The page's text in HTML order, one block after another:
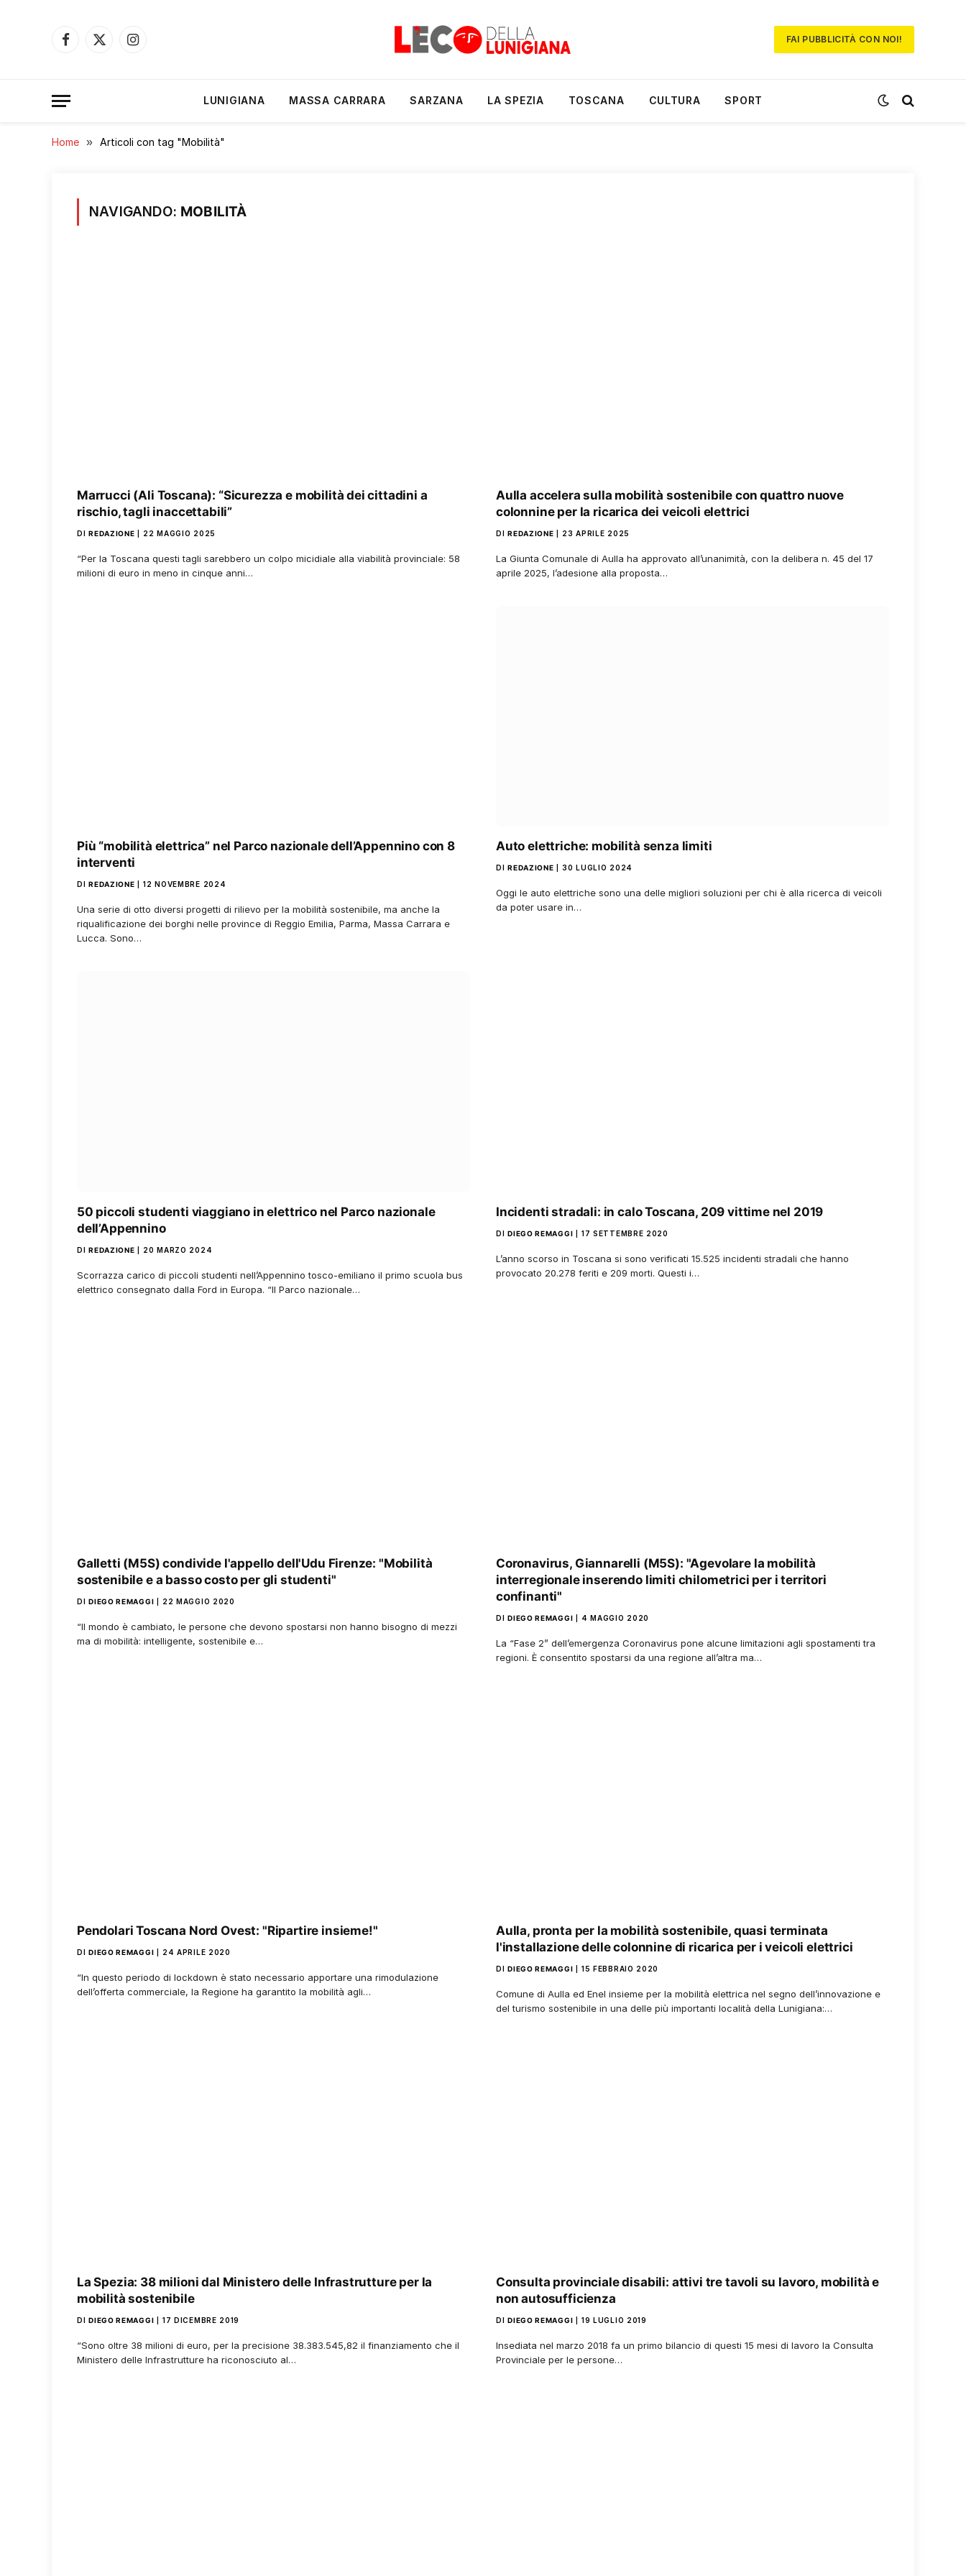
Facebook
X
Instagram
FAI PUBBLICITÀ CON NOI!
LUNIGIANA MASSA CARRARA SARZANA LA SPEZIA TOSCANA CULTURA SPORT
Home » Articoli con tag "Mobilità"
NAVIGANDO: MOBILITÀ
Marrucci (Ali Toscana): “Sicurezza e mobilità dei cittadini a
rischio, tagli inaccettabili”
DI REDAZIONE 22 MAGGIO 2025
“Per la Toscana questi tagli sarebbero un colpo micidiale alla viabilità provinciale: 58
milioni di euro in meno in cinque anni…
Aulla accelera sulla mobilità sostenibile con quattro nuove
colonnine per la ricarica dei veicoli elettrici
DI REDAZIONE 23 APRILE 2025
La Giunta Comunale di Aulla ha approvato all’unanimità, con la delibera n. 45 del 17
aprile 2025, l’adesione alla proposta…
Più “mobilità elettrica” nel Parco nazionale dell’Appennino con 8
interventi
DI REDAZIONE 12 NOVEMBRE 2024
Una serie di otto diversi progetti di rilievo per la mobilità sostenibile, ma anche la
riqualificazione dei borghi nelle province di Reggio Emilia, Parma, Massa Carrara e
Lucca. Sono…
Auto elettriche: mobilità senza limiti
DI REDAZIONE 30 LUGLIO 2024
Oggi le auto elettriche sono una delle migliori soluzioni per chi è alla ricerca di veicoli
da poter usare in…
50 piccoli studenti viaggiano in elettrico nel Parco nazionale
dell’Appennino
DI REDAZIONE 20 MARZO 2024
Scorrazza carico di piccoli studenti nell’Appennino tosco-emiliano il primo scuola bus
elettrico consegnato dalla Ford in Europa. “Il Parco nazionale…
Incidenti stradali: in calo Toscana, 209 vittime nel 2019
DI DIEGO REMAGGI 17 SETTEMBRE 2020
L’anno scorso in Toscana si sono verificati 15.525 incidenti stradali che hanno
provocato 20.278 feriti e 209 morti. Questi i…
Galletti (M5S) condivide l'appello dell'Udu Firenze: "Mobilità
sostenibile e a basso costo per gli studenti"
DI DIEGO REMAGGI 22 MAGGIO 2020
“Il mondo è cambiato, le persone che devono spostarsi non hanno bisogno di mezzi
ma di mobilità: intelligente, sostenibile e…
Coronavirus, Giannarelli (M5S): "Agevolare la mobilità
interregionale inserendo limiti chilometrici per i territori
confinanti"
DI DIEGO REMAGGI 4 MAGGIO 2020
La “Fase 2” dell’emergenza Coronavirus pone alcune limitazioni agli spostamenti tra
regioni. È consentito spostarsi da una regione all’altra ma…
Pendolari Toscana Nord Ovest: "Ripartire insieme!"
DI DIEGO REMAGGI 24 APRILE 2020
“In questo periodo di lockdown è stato necessario apportare una rimodulazione
dell’offerta commerciale, la Regione ha garantito la mobilità agli…
Aulla, pronta per la mobilità sostenibile, quasi terminata
l'installazione delle colonnine di ricarica per i veicoli elettrici
DI DIEGO REMAGGI 15 FEBBRAIO 2020
Comune di Aulla ed Enel insieme per la mobilità elettrica nel segno dell’innovazione e
del turismo sostenibile in una delle più importanti località della Lunigiana:…
La Spezia: 38 milioni dal Ministero delle Infrastrutture per la
mobilità sostenibile
DI DIEGO REMAGGI 17 DICEMBRE 2019
“Sono oltre 38 milioni di euro, per la precisione 38.383.545,82 il finanziamento che il
Ministero delle Infrastrutture ha riconosciuto al…
Consulta provinciale disabili: attivi tre tavoli su lavoro, mobilità e
non autosufficienza
DI DIEGO REMAGGI 19 LUGLIO 2019
Insediata nel marzo 2018 fa un primo bilancio di questi 15 mesi di lavoro la Consulta
Provinciale per le persone…